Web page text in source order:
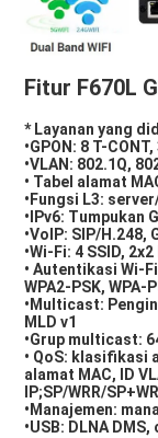
Fitur F670L
* Layanan yang
•GPON: 8 T-
•VLAN: 802.1Q,
• Tabel alamat
•Fungsi L3:
•IPv6: Tumpukan
•VoIP: SIP/H.248,
•Wi-Fi: 4 SSID,
• Autentikasi Wi-
WPA2-PSK, WPA-
•Multicast:
MLD v1
•Grup multicast:
• QoS: klasifikasi
alamat MAC, ID
IP;SP/WRR/
•Manajemen:
•USB: DLNA